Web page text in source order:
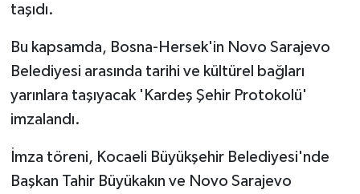
taşıdı.
Bu kapsamda, Bosna-Hersek'in Novo Sarajevo
Belediyesi arasında tarihi ve kültürel bağları
yarınlara taşıyacak 'Kardeş Şehir Protokolü'
imzalandı.
İmza töreni, Kocaeli Büyükşehir Belediyesi'nde
Başkan Tahir Büyükakın ve Novo Sarajevo